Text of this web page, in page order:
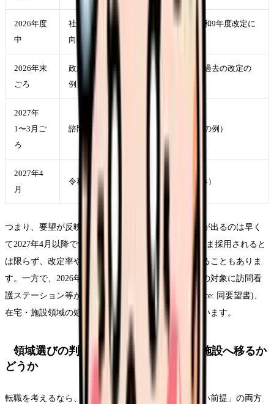
2026年度
中
社会保障審議会介護給付費分科会で令和9年度改定に
向けた議論（過去の改定の例）
2026年末
ごろ
政府の予算編成過程で改定率が決定（過去の改定の
例）
2027年
1〜3月ご
ろ
諮問・答申、告示・通知（過去の改定の例）
2027年4
月
令和9年度介護報酬改定の施行（見込み）
つまり、要望が反映されたとしても、給与への影響が出るのは早く
て2027年4月以降です。また、要望は審議会でそのまま採用されると
は限らず、改定率や財源の議論次第で内容が絞られることもありま
す。一方で、2026年度には介護職員等処遇改善加算の対象に訪問看
護ステーション等が新たに含まれた経緯もあり(Source: 同要望書)、
在宅・施設領域の処遇を底上げする方向性は続いています。
領域選びの判断材料：病棟から在宅・施設へ移るか
どうか
転職を考えるなら、「処遇が動く前提」と「動かない前提」の両方